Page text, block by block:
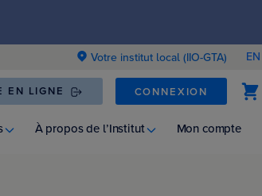
Votre institut local (IIO-GTA) EN
EN LIGNE CONNEXION
À propos de l’Institut Mon compte